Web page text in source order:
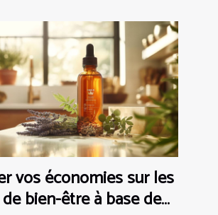
vos économies sur les
bien-être à base de